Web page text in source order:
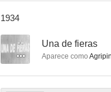
1934
-- Una de fieras
Aparece como